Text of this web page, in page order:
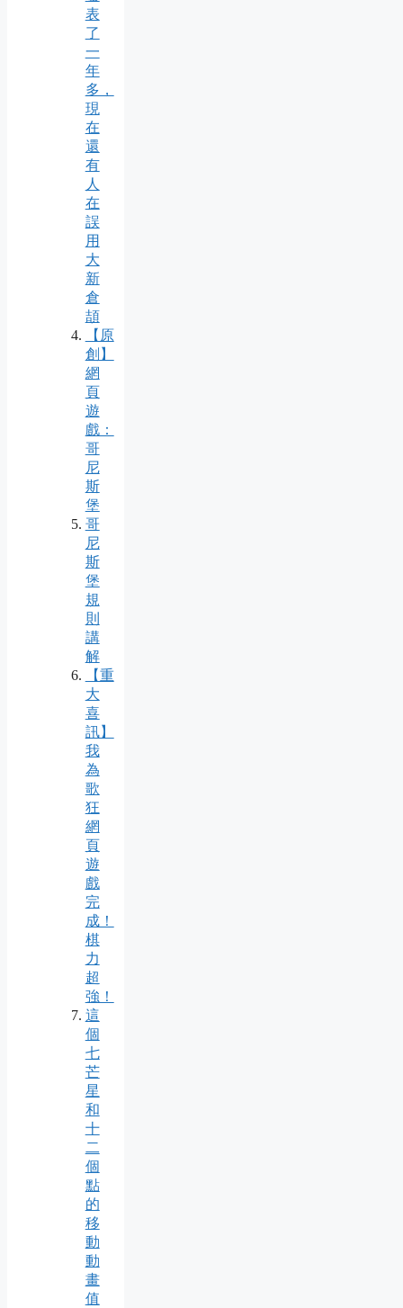
表
了
一
年
多，
現
在
還
有
人
在
誤
用
大
新
倉
頡
【原
創】
網
頁
遊
戲：
哥
尼
斯
堡
哥
尼
斯
堡
規
則
講
解
【重
大
喜
訊】
我
為
歌
狂
網
頁
遊
戲
完
成！
棋
力
超
強！
這
個
七
芒
星
和
十
二
個
點
的
移
動
動
畫
值